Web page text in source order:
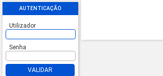
AUTENTICAÇÃO
Utilizador
Senha
VALIDAR